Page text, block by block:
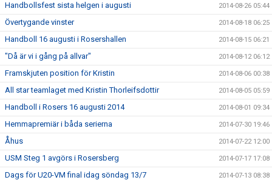
Handbollsfest sista helgen i augusti 2014-08-26 05:44
Övertygande vinster 2014-08-18 06:25
Handboll 16 augusti i Rosershallen 2014-08-15 06:21
"Då är vi i gång på allvar" 2014-08-12 06:12
Framskjuten position för Kristin 2014-08-06 00:38
All star teamlaget med Kristin Thorleifsdottir 2014-08-05 05:59
Handboll i Rosers 16 augusti 2014 2014-08-01 09:34
Hemmapremiär i båda serierna 2014-07-30 19:46
Åhus 2014-07-22 12:00
USM Steg 1 avgörs i Rosersberg 2014-07-17 17:08
Dags för U20-VM final idag söndag 13/7 2014-07-13 08:38